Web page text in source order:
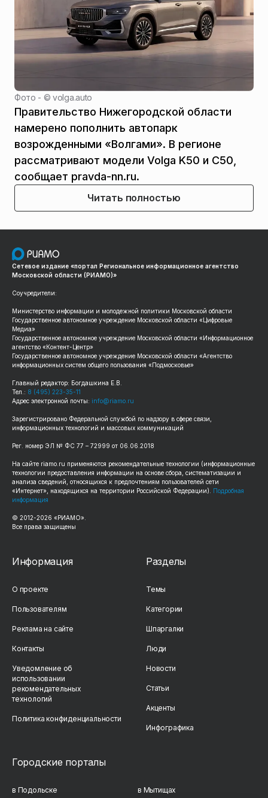
Фото - ©volga.auto
Правительство Нижегородской области
намерено пополнить автопарк
возрожденными «Волгами». В регионе
рассматривают модели Volga K50 и C50,
сообщает pravda-nn.ru.
Читать полностью
Сетевое издание «портал Региональное информационное агентство
Московской области (РИАМО)»
Соучредители:
Министерство информации и молодежной политики Московской области
Государственное автономное учреждение Московской области «Цифровые
Медиа»
Государственное автономное учреждение Московской области «Информационное
агентство «Контент-Центр»
Государственное автономное учреждение Московской области «Агентство
информационных систем общего пользования «Подмосковье»
Главный редактор: Богдашкина Е.В.
Тел.: 8 (495) 223-35-11
Адрес электронной почты: info@riamo.ru
Зарегистрировано Федеральной службой по надзору в сфере связи,
информационных технологий и массовых коммуникаций
Рег. номер ЭЛ № ФС 77 – 72999 от 06.06.2018
На сайте riamo.ru применяются рекомендательные технологии (информационные
технологии предоставления информации на основе сбора, систематизации и
анализа сведений, относящихся к предпочтениям пользователей сети
«Интернет», находящихся на территории Российской Федерации). Подробная
информация
© 2012-2026 «РИАМО».
Все права защищены
Информация
О проекте
Пользователям
Реклама на сайте
Контакты
Уведомление об
использовании
рекомендательных
технологий
Политика конфиденциальности
Разделы
Темы
Категории
Шпаргалки
Люди
Новости
Статьи
Акценты
Инфографика
Городские порталы
в Подольске в Мытищах